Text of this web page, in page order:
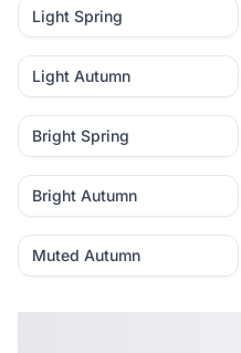
Light Spring
Light Autumn
Bright Spring
Bright Autumn
Muted Autumn